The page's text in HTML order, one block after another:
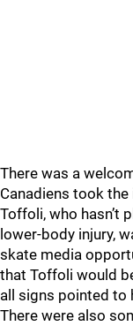
There was a
Canadiens took
Toffoli, who hasn’t
lower-body injury,
skate media
that Toffoli would
all signs pointed to
There were also